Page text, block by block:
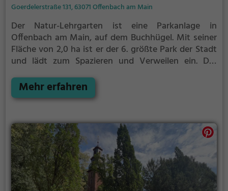
Goerdelerstraße 131, 63071 Offenbach am Main
Der Natur-Lehrgarten ist eine Parkanlage in
Offenbach am Main, auf dem Buchhügel. Mit seiner
Fläche von 2,0 ha ist er der 6. größte Park der Stadt
und lädt zum Spazieren und Verweilen ein. Der
und Jugendfarm Offenbach an. Im Park selbst
befindet sich außerdem ein kleiner Grillplatz, der bei
Mehr erfahren